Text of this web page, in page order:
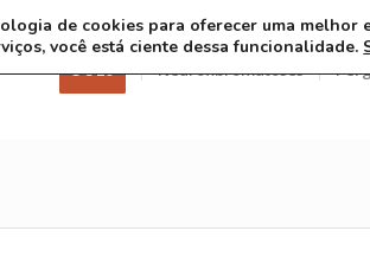
3 8 26 Neurofibromatoses
de cookies para oferecer uma melhor
você está ciente dessa funcionalidade.